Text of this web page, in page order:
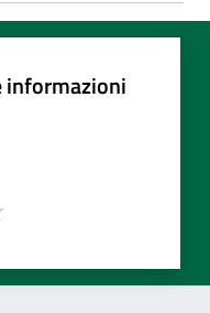
informazioni